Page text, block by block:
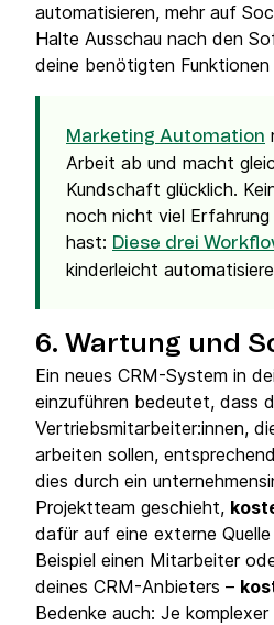
automatisieren, mehr auf
Halte Ausschau nach den
deine benötigten Funktionen
Marketing Automation
Arbeit ab und macht
Kundschaft glücklich.
noch nicht viel Erfahrung
hast: Diese drei
kinderleicht
6. Wartung und
Ein neues CRM-System in
einzuführen bedeutet, dass
Vertriebsmitarbeiter:innen,
arbeiten sollen,
dies durch ein
Projektteam geschieht,
dafür auf eine externe
Beispiel einen Mitarbeiter
deines CRM-Anbieters –
Bedenke auch: Je